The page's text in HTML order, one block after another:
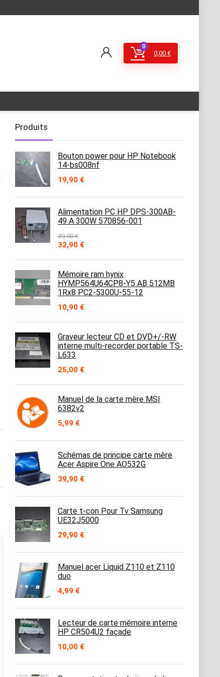
0
0,00 €
Produits
Bouton power pour HP Notebook
14-bs008nf
19,90 €
Alimentation PC HP DPS-300AB-
49 A 300W 570856-001
39,90€
Le
initial
était :
39,90 €.
32,90 €Le
actuel
est :
32,90 €.
Mémoire ram hynix
HYMP564U64CP8-Y5 AB 512MB
1Rx8 PC2-5300U-55-12
10,90 €
Graveur lecteur CD et DVD+/-RW
interne multi-recorder portable TS-
L633
25,00 €
Manuel de la carte mère MSI
6382v2
5,99 €
Schémas de principe carte mère
Acer Aspire One AO532G
39,90 €
Carte t-con Pour Tv Samsung
UE32J5000
29,90 €
Manuel acer Liquid Z110 et Z110
duo
4,99 €
Lecteur de carte mémoire interne
HP CR504U2 façade
10,00 €